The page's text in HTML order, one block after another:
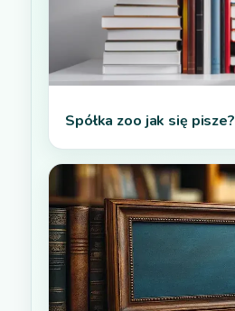
Spółka zoo jak się pisze?